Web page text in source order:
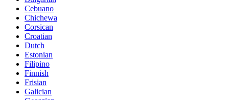
Cebuano
Chichewa
Corsican
Croatian
Dutch
Estonian
Filipino
Finnish
Frisian
Galician